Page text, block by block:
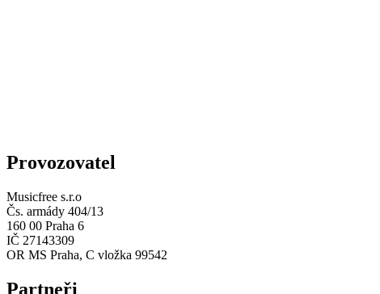
Provozovatel
Musicfree s.r.o
Čs. armády 404/13
160 00 Praha 6
IČ 27143309
OR MS Praha, C vložka 99542
Partneři